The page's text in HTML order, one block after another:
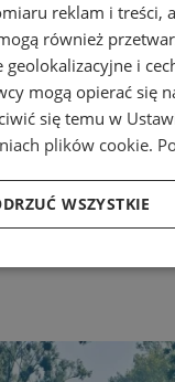
reklam i treści,
również
i
mogą opierać się
się temu w
plików cookie.
WSZYSTKIE
Targetowanie